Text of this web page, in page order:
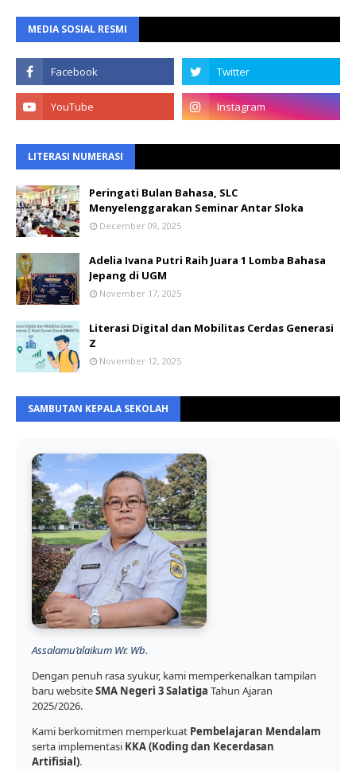
MEDIA SOSIAL RESMI
LITERASI NUMERASI
Peringati Bulan Bahasa, SLC
Menyelenggarakan Seminar Antar Sloka
December 09, 2025
Adelia Ivana Putri Raih Juara 1 Lomba Bahasa
Jepang di UGM
November 17, 2025
Literasi Digital dan Mobilitas Cerdas Generasi
Z
November 12, 2025
SAMBUTAN KEPALA SEKOLAH
Assalamu’alaikum Wr. Wb.
Dengan penuh rasa syukur, kami memperkenalkan tampilan
baru websiteSMA Negeri 3 Salatiga Tahun Ajaran
2025/2026.
Kami berkomitmen memperkuat Pembelajaran Mendalam
serta implementasi KKA (Koding dan Kecerdasan
Artifisial).